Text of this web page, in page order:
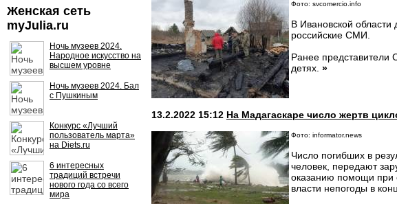
Женская сеть
myJulia.ru
Ночь музеев 2024.
Народное искусство на
высшем уровне
Ночь музеев 2024. Бал
с Пушкиным
Конкурс «Лучший
пользователь марта»
на Diets.ru
6 интересных
традиций встречи
нового года со всего
мира
Фото: svcomercio.info
В Ивановской области
российские СМИ.
Ранее представители
детях. »
13.2.2022 15:12 На Мадагаскаре число жертв
Фото: informator.news
Число погибших в
человек, передают
оказанию помощи при
власти непогоды в